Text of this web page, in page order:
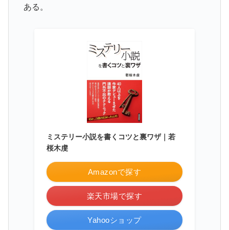
ある。
ミステリー小説を書くコツと裏ワザ｜若
桜木虔
Amazonで探す
楽天市場で探す
Yahooショップ